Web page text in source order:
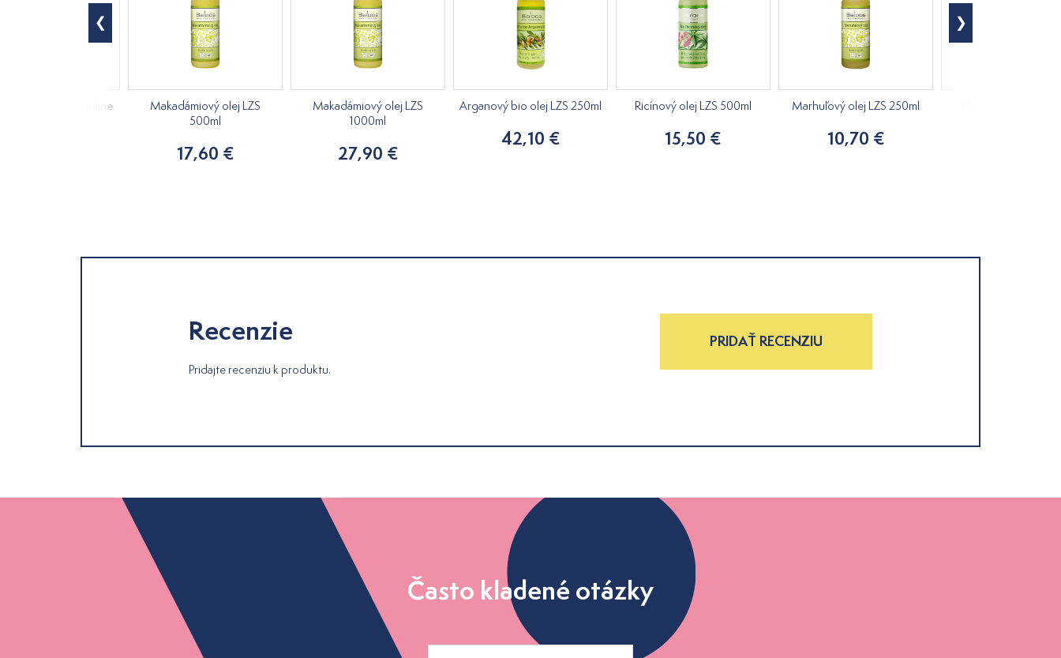
masážny olej Celuline
Makadámiový olej LZS
500ml
17,60 €
Makadámiový olej LZS
1000ml
27,90 €
Arganový bio olej LZS 250ml
42,10 €
Ricínový olej LZS 500ml
15,50 €
Marhuľový olej LZS 250ml
10,70 €
Recenzie
Pridajte recenziu k produktu.
PRIDAŤ RECENZIU
Často kladené otázky